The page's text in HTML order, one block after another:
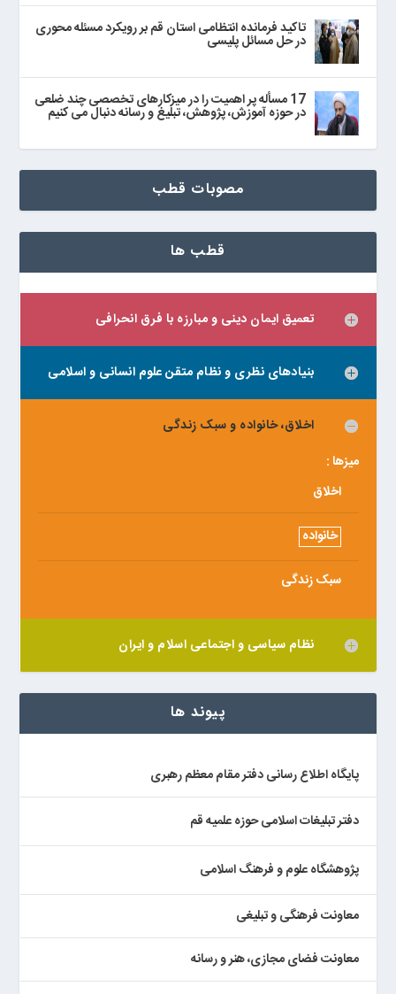
تاکید فرمانده انتظامی استان قم بر رویکرد مسئله محوری
در حل مسائل پلیسی
17 مسأله پر اهمیت را در میزکارهای تخصصی چند ضلعی
در حوزه آموزش، پژوهش، تبلیغ و رسانه دنبال می‌ کنیم
مصوبات قطب
قطب ها
تعمیق ایمان دینی و مبارزه با فرق انحرافی
بنیادهای نظری و نظام متقن علوم انسانی و اسلامی
اخلاق، خانواده و سبک زندگی
میزها :
اخلاق
خانواده
سبک زندگی
نظام سیاسی و اجتماعی اسلام و ایران
پیوند ها
پایگاه اطلاع رسانی دفتر مقام معظم رهبری
دفتر تبلیغات اسلامی حوزه علمیه قم
پژوهشگاه علوم و فرهنگ اسلامی
معاونت فرهنگی و تبلیغی
معاونت فضای مجازی، هنر و رسانه